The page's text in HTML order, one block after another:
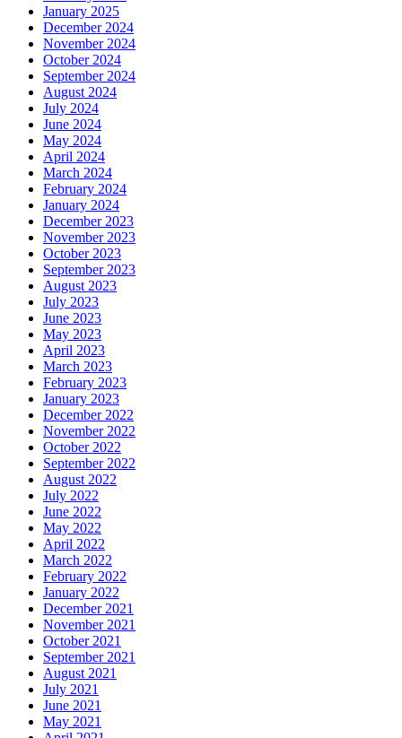
January 2025
December 2024
November 2024
October 2024
September 2024
August 2024
July 2024
June 2024
May 2024
April 2024
March 2024
February 2024
January 2024
December 2023
November 2023
October 2023
September 2023
August 2023
July 2023
June 2023
May 2023
April 2023
March 2023
February 2023
January 2023
December 2022
November 2022
October 2022
September 2022
August 2022
July 2022
June 2022
May 2022
April 2022
March 2022
February 2022
January 2022
December 2021
November 2021
October 2021
September 2021
August 2021
July 2021
June 2021
May 2021